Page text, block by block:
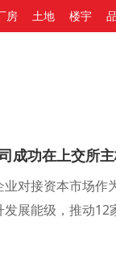
房 土地 楼宇
成功在上交所
对接资本市场
展能级，推动